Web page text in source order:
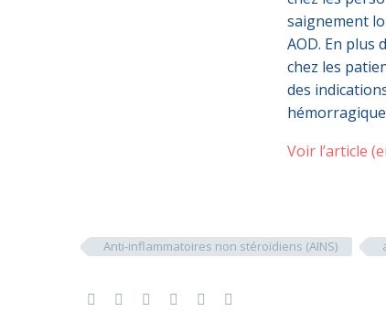
saignement
AOD. En plus
chez les
des
Voir l’article
Anti-inflammatoires non stéroïdiens (AINS)